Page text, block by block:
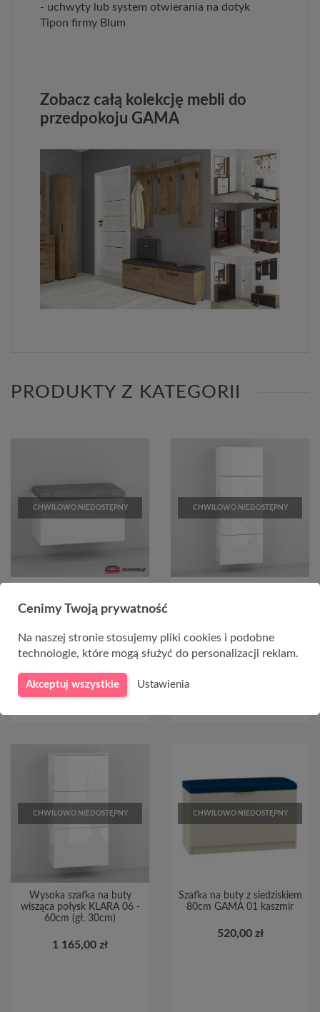
- uchwyty lub system otwierania na dotyk
Tipon firmy Blum
Zobacz całą kolekcję mebli do
przedpokoju GAMA
PRODUKTY Z KATEGORII
CHWILOWO NIEDOSTĘPNY
biała połysk
529,00 zł
CHWILOWO NIEDOSTĘPNY
1 395,00 zł
CHWILOWO NIEDOSTĘPNY
Wysoka szafka na buty
wisząca połysk KLARA 06 -
60cm (gł. 30cm)
1 165,00 zł
CHWILOWO NIEDOSTĘPNY
Szafka na buty z siedziskiem
80cm GAMA 01 kaszmir
520,00 zł
Cenimy Twoją prywatność
Na naszej stronie stosujemy pliki cookies i podobne
technologie, które mogą służyć do personalizacji reklam.
Akceptuj wszystkie Ustawienia